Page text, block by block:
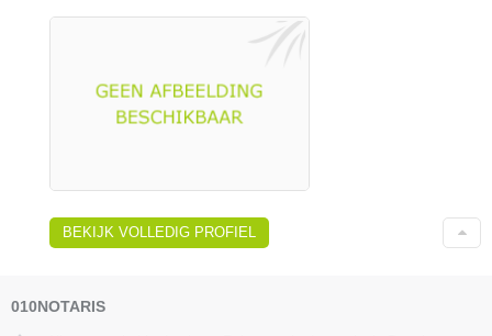
BEKIJK VOLLEDIG PROFIEL
010NOTARIS